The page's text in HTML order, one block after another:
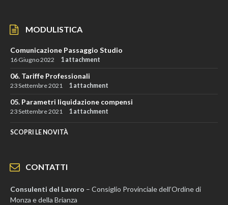
MODULISTICA
Comunicazione Passaggio Studio
16 Giugno 2022 1 attachment
06. Tariffe Professionali
23 Settembre 2021 1 attachment
05. Parametri liquidazione compensi
23 Settembre 2021 1 attachment
SCOPRI LE NOVITÀ
CONTATTI
Consulenti del Lavoro – Consiglio Provinciale dell’Ordine di
Monza e della Brianza